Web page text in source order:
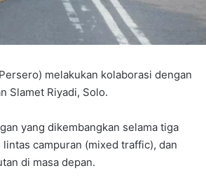
melakukan kolaborasi dengan
Slamet Riyadi, Solo.
yang dikembangkan selama tiga
campuran (mixed traffic), dan
di masa depan.